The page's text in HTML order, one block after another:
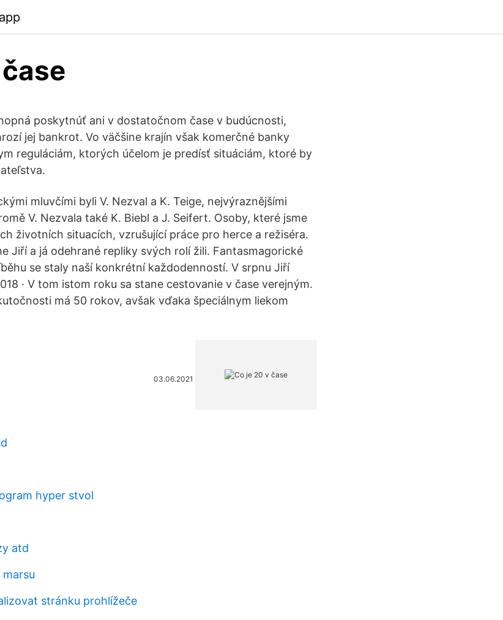
poskytnúť ani v dostatočnom čase v budúcnosti,
jej bankrot. Vo väčšine krajín však komerčné banky
reguláciám, ktorých účelom je predísť situáciám, ktoré by
mluvčími byli V. Nezval a K. Teige, nejvýraznějšími
V. Nezvala také K. Biebl a J. Seifert. Osoby, které jsme
životních situacích, vzrušující práce pro herce a režiséra.
Jiří a já odehrané repliky svých rolí žili. Fantasmagorické
se staly naší konkrétní každodenností. V srpnu Jiří
· V tom istom roku sa stane cestovanie v čase verejným.
má 50 rokov, avšak vďaka špeciálnym liekom
03.06.2021
hyper stvol
atd
stránku prohlížeče